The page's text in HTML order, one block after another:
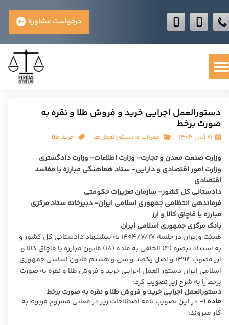
درخواست مشاوره
دستورالعمل اجرایی خرید و فروش طلا و نقره به
صورت برخط
۲۱ آبان ۱۴۰۴ مقررات و دستورالعمل‌ها خرید طلا
وزارت صنعت معدن و تجارت- وزارت اطلاعات- وزارت دادگستری
وزارت امور اقتصادی و دارایی- ستاد هماهنگی مبارزه با مفاسد
اقتصادی
دادستانی کل کشور- سازمان تعزیرات حکومتی
فرماندهی انتظامی جمهوری اسلامی ایران- دبیرخانه ستاد مرکزی
مبارزه با قاچاق کالا و ارز
بانک مرکزی جمهوری اسلامی ایران
هیئت وزیران در جلسه ۱۴۰۴/۷/۲۷ به پیشنهاد دادستانی کل کشور و
به استناد تبصره (۴) الحاقی به ماده (۱۸) قانون مبارزه با قاچاق کالا و
ارز مصوب ۱۳۹۴ و اصل یکصد و سی و هشتم قانون اساسی جمهوری
اسلامی ایران دستور العمل اجرایی خرید و فروش طلا و نقره به صورت
برخط را به شرح زیر تصویب کرد:
دستورالعمل اجرایی خرید و فروش طلا و نقره به صورت برخط
ماده ۱-
در این تصویب نامه اصطلاحات زیر در معانی مشروح مربوط به
کار میروند: